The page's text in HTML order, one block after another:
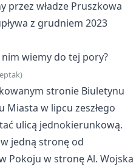
przez władze Pruszkowa
z grudniem 2023
wiemy do tej pory?
stronie Biuletynu
w lipcu zeszłego
ulicą jednokierunkową.
jedną stronę od
Pokoju w stronę Al. Wojska